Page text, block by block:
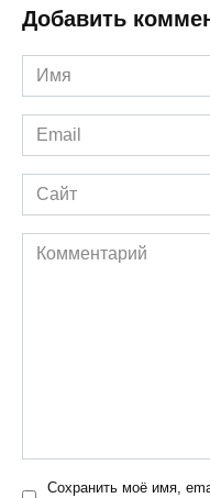
Добавить
Имя
*
Email
*
Сайт
Комментарий
Сохранить моё имя,